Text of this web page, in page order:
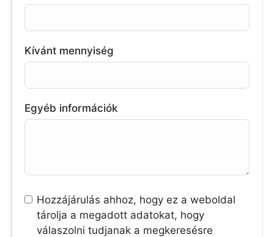
Kívánt mennyiség
Egyéb információk
Hozzájárulás ahhoz, hogy ez a weboldal
tárolja a megadott adatokat, hogy
válaszolni tudjanak a megkeresésre